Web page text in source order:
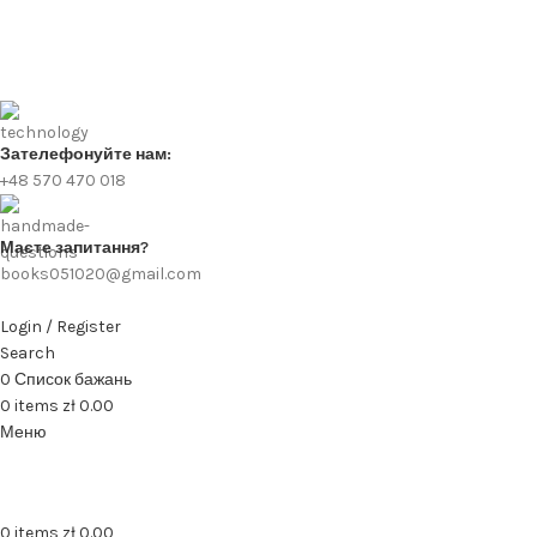
Зателефонуйте нам:
+48 570 470 018
Маєте запитання?
books051020@gmail.com
Login / Register
Search
0 Список бажань
0 items zł0.00
Меню
0 items zł0.00